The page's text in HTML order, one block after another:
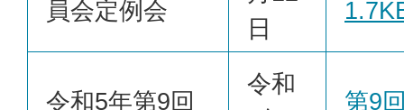
員会定例会
日
令和5年第9回
令和
第9